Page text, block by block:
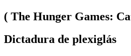
( The Hunger Games:
Dictadura de plexiglás